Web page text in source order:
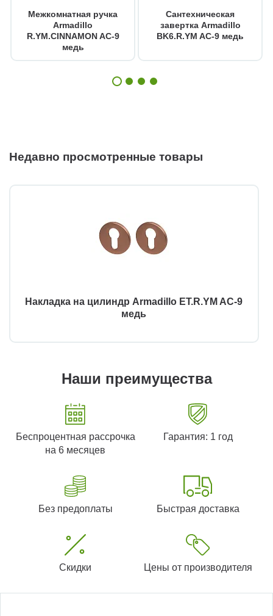
Межкомнатная ручка
Armadillo
R.YM.CINNAMON AC-9
медь
Сантехническая
завертка Armadillo
BK6.R.YM AC-9 медь
Недавно просмотренные товары
Накладка на цилиндр Armadillo ET.R.YM AC-9
медь
Наши преимущества
Беспроцентная рассрочка
на 6 месяцев
Гарантия: 1 год
Без предоплаты Быстрая доставка
Скидки Цены от производителя